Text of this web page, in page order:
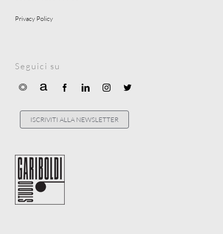
Privacy Policy
Seguici su
ISCRIVITI ALLA NEWSLETTER